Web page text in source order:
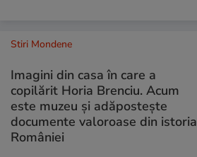
Stiri Mondene
Imagini din casa în care a
copilărit Horia Brenciu. Acum
este muzeu și adăpostește
documente valoroase din istoria
României